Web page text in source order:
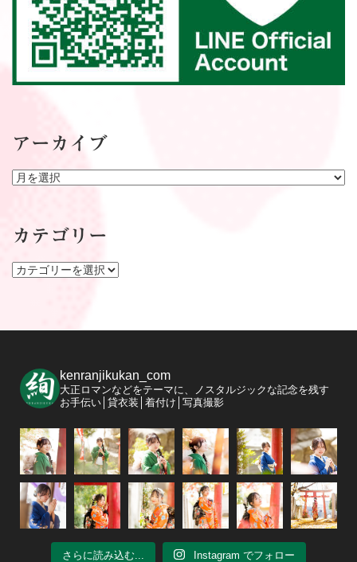
アーカイブ
ア
ブ
カテゴリー
カ
ー
kenranjikukan_com
大正ロマンなどをテーマに、ノスタルジックな記念を残す
お手伝い│貸衣装│着付け│写真撮影
さらに読み込む... Instagram でフォロー